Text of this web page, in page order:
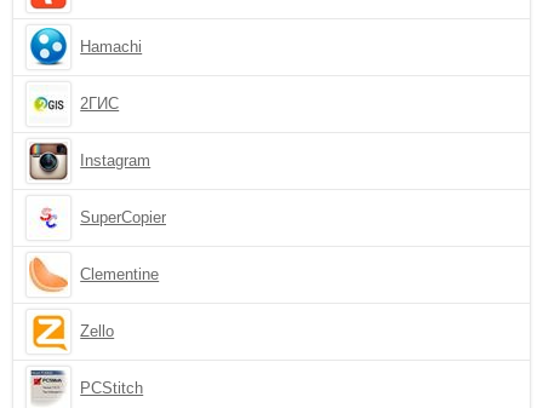
Hamachi
2ГИС
Instagram
SuperCopier
Clementine
Zello
PCStitch